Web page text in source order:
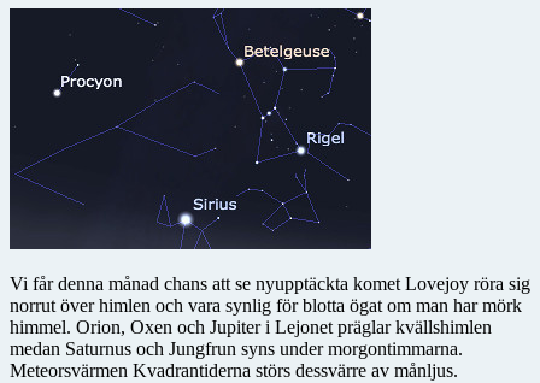
Vi får denna månad chans att se nyupptäckta komet Lovejoy röra sig
norrut över himlen och vara synlig för blotta ögat om man har mörk
himmel. Orion, Oxen och Jupiter i Lejonet präglar kvällshimlen
medan Saturnus och Jungfrun syns under morgontimmarna.
Meteorsvärmen Kvadrantiderna störs dessvärre av månljus.